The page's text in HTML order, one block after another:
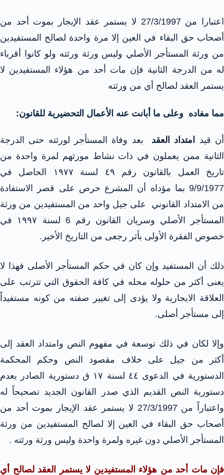
اعتبارا من 27/3/1997 لا يستمر عقد الإيجار بموت أحد من
أصحاب حق البقاء في العين إلا مرة واحدة لصالح المستفيدين
من ورثة المستأجر الأصلي وليس ورثة ورثته ولو كانوا أقرباء
له من الدرجة الثانية فإن مات أحد من هؤلاء المستفيدين لا
يستمر العقد لصالح أي من ورثته
مما مفاده وعلى ما أبانت عنه الأعمال التحضيرية للقانون:
أن قيد امتداد العقد
بعد وفاة المستأجر لورثته حتى الدرجة
الثانية ممن يعملون في ذات نشاط مورثهم لمرة واحدة من
تاريخ العمل بالقانون رقم ٤٩ لسنة ١٩٧٧ الحاصل في
9/9/1977 بما مؤداه أن المشرع حرص على قصر الاستفادة
من الامتداد القانوني على جيل واحد من المستفيدين من ورثة
المستأجر الأصلي وسريان القانون رقم 6 لسنة ١٩٩٧ في
خصوص الفقرة الأولى بأثر رجعى من التاريخ الأخير.
ذلك أن المستفيد وإن كان في حكم المستأجر الأصلى فهذا لا
يعنى أكثر من حلوله محله في كافة الحقوق التي تترتب على
العلاقة الايجارية ولا يؤدى إلى تغيير صفته من كونه مستفيداً
إلى مستأجر أصلى.
وإلا لكان في ذلك توسعة في مفهوم النص وامتداد العقد إلى
أكثر من جيل على خلاف مقصود النص وحكم المحكمة
الدستورية في الدعوى ٤٤ لسنة ١٧ ق دستورية الصادر بعدم
دستورية النص القديم الذي صدر القانون الجديد تصحيحاً له
واعتباراً من 27/3/1997 لا يستمر عقد الإيجار بموت أحد من
أصحاب حق البقاء في العين إلا لصالح المستفيدين من ورثة
المستأجر الأصلي دون غيره ولمرة واحدة وليس ورثة ورثته .
فإن مات أحد من هؤلاء المستفيدين لا يستمر العقد لصالح أي